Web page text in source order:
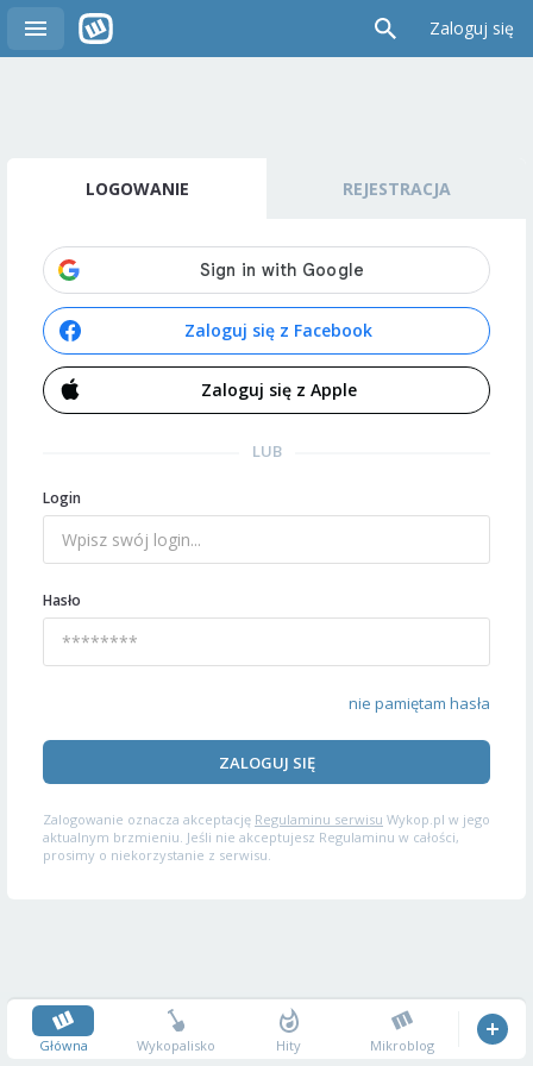
Zaloguj się
LOGOWANIE REJESTRACJA
Zaloguj się z Facebook
Zaloguj się z Apple
LUB
Login
Hasło
nie pamiętam hasła
ZALOGUJ SIĘ
Zalogowanie oznacza akceptację Regulaminu serwisu Wykop.pl w jego
aktualnym brzmieniu. Jeśli nie akceptujesz Regulaminu w całości,
prosimy o niekorzystanie z serwisu.
Główna Wykopalisko Hity Mikroblog